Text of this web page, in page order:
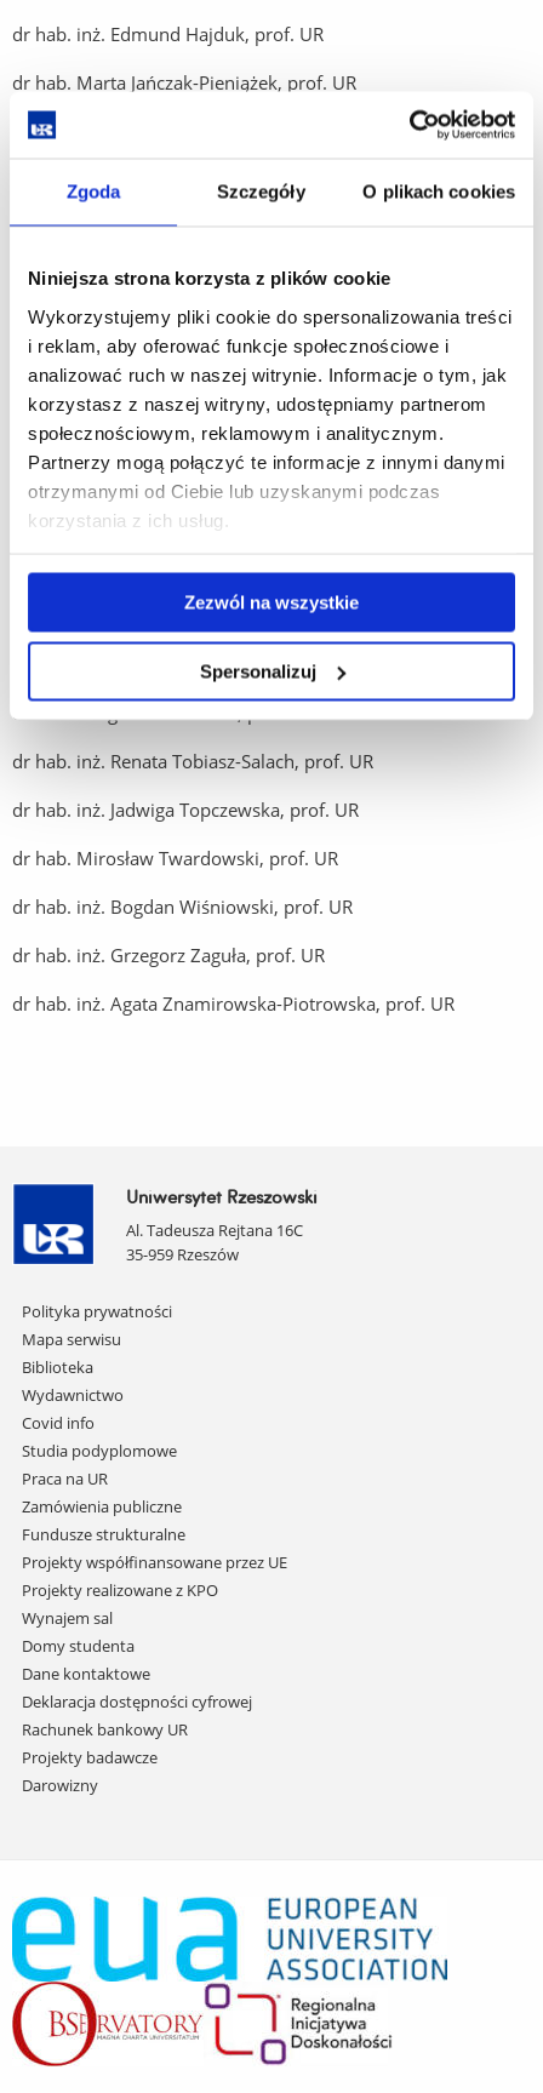
Zgoda Szczegóły O plikach cookies
Niniejsza strona korzysta z plików cookie
Wykorzystujemy pliki cookie do spersonalizowania treści
i reklam, aby oferować funkcje społecznościowe i
analizować ruch w naszej witrynie. Informacje o tym, jak
korzystasz z naszej witryny, udostępniamy partnerom
społecznościowym, reklamowym i analitycznym.
Partnerzy mogą połączyć te informacje z innymi danymi
otrzymanymi od Ciebie lub uzyskanymi podczas
korzystania z ich usług.
Zezwól na wszystkie
Spersonalizuj
dr hab. inż. Edmund Hajduk, prof. UR
dr hab. Marta Jańczak-Pieniążek, prof. UR
dr hab. inż. Wacław Jarecki, prof. UR
dr hab. inż. Łukasz Jurczyk, prof. UR
dr hab. Ireneusz Kapusta, prof. UR
dr hab. inż. Justyna Koc-Jurczyk, prof. UR
dr hab. inż. Piotr Kuźniar, prof. UR
dr hab. inż. Wojciech Litwińczuk, prof. UR
dr hab. inż. Natalia Matłok, prof. UR
dr hab. Teresa Noga, prof. UR
dr hab. Grzegorz Pączka, prof. UR
dr hab. inż. Tomasz Piechowiak, prof. UR
dr hab. inż. Mariusz Rudy, prof. UR
dr hab. Bogdan Saletnik, prof. UR
dr hab. Małgorzata Szostek, prof. UR
dr hab. inż. Renata Tobiasz-Salach, prof. UR
dr hab. inż. Jadwiga Topczewska, prof. UR
dr hab. Mirosław Twardowski, prof. UR
dr hab. inż. Bogdan Wiśniowski, prof. UR
dr hab. inż. Grzegorz Zaguła, prof. UR
dr hab. inż. Agata Znamirowska-Piotrowska, prof. UR
Uniwersytet Rzeszowski
Al. Tadeusza Rejtana 16C
35-959 Rzeszów
Pomiń
nawigację
i
przejdź
do
treści
Polityka prywatności
Mapa serwisu
Biblioteka
Wydawnictwo
Covid info
Studia podyplomowe
Praca na UR
Zamówienia publiczne
Fundusze strukturalne
Projekty współfinansowane przez UE
Projekty realizowane z KPO
Wynajem sal
Domy studenta
Dane kontaktowe
Deklaracja dostępności cyfrowej
Rachunek bankowy UR
Projekty badawcze
Darowizny